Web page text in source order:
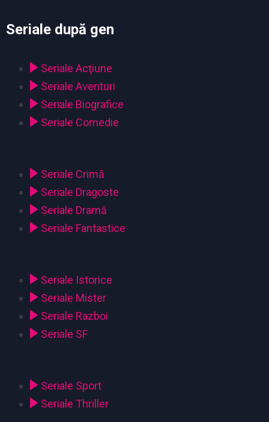
Seriale după gen
Seriale Acţiune
Seriale Aventuri
Seriale Biografice
Seriale Comedie
Seriale Crimă
Seriale Dragoste
Seriale Dramă
Seriale Fantastice
Seriale Istorice
Seriale Mister
Seriale Razboi
Seriale SF
Seriale Sport
Seriale Thriller